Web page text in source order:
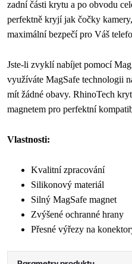
zadní části krytu a po obvodu
perfektně kryjí jak čočky
maximální bezpečí pro Váš
Jste-li zvyklí nabíjet pomocí
využíváte MagSafe technologii
mít žádné obavy. RhinoTech
magnetem pro perfektní
Vlastnosti:
Kvalitní zpracování
Silikonový materiál
Silný MagSafe magnet
Zvýšené ochranné hrany
Přesné výřezy na